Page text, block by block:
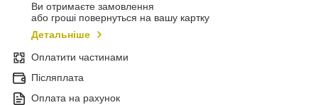
Ви отримаєте замовлення
або гроші повернуться на вашу картку
Детальніше
Оплатити частинами
Післяплата
Оплата на рахунок